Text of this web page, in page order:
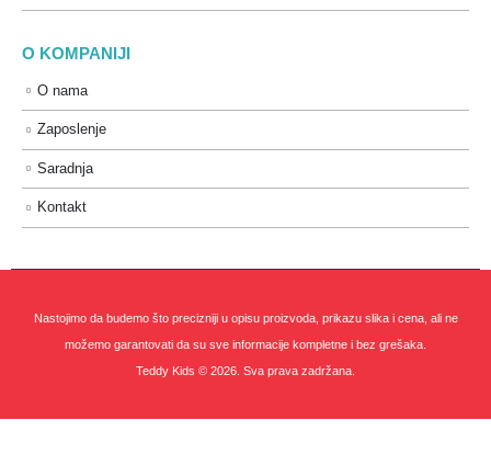
O KOMPANIJI
O nama
Zaposlenje
Saradnja
Kontakt
Nastojimo da budemo što precizniji u opisu proizvoda, prikazu slika i cena, ali ne
možemo garantovati da su sve informacije kompletne i bez grešaka.
Teddy Kids © 2026. Sva prava zadržana.